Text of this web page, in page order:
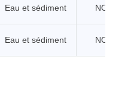
Eau et sédiment NOEC/
Eau et sédiment NOEC/